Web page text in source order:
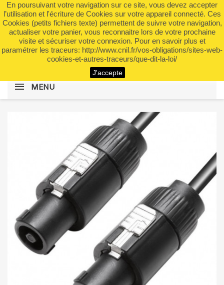
En poursuivant votre navigation sur ce site, vous devez accepter
l’utilisation et l'écriture de Cookies sur votre appareil connecté. Ces
Cookies (petits fichiers texte) permettent de suivre votre navigation,
actualiser votre panier, vous reconnaitre lors de votre prochaine
visite et sécuriser votre connexion. Pour en savoir plus et
paramétrer les traceurs: http://www.cnil.fr/vos-obligations/sites-web-
cookies-et-autres-traceurs/que-dit-la-loi/
J'accepte
 shopping_cart (0)

search
MENU